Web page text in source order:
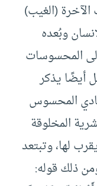
(الغيب)
وبُعده
المحسوسات
أيضًا يذكر
المحسوس
المخلوقة
لها، وتبتعد
ذلك قوله: